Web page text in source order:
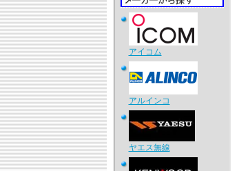
アイコム
アルインコ
ヤエス無線